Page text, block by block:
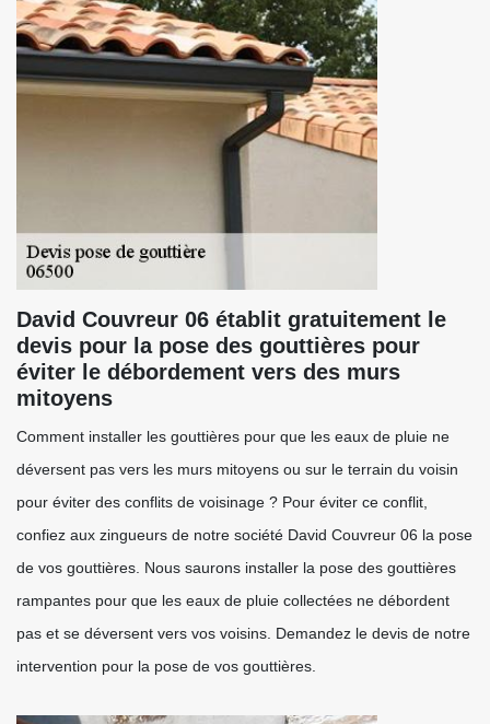
David Couvreur 06 établit gratuitement le
devis pour la pose des gouttières pour
éviter le débordement vers des murs
mitoyens
Comment installer les gouttières pour que les eaux de pluie ne
déversent pas vers les murs mitoyens ou sur le terrain du voisin
pour éviter des conflits de voisinage ? Pour éviter ce conflit,
confiez aux zingueurs de notre société David Couvreur 06 la pose
de vos gouttières. Nous saurons installer la pose des gouttières
rampantes pour que les eaux de pluie collectées ne débordent
pas et se déversent vers vos voisins. Demandez le devis de notre
intervention pour la pose de vos gouttières.